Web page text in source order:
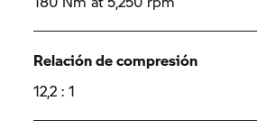
Relación de compresión
12,2 : 1